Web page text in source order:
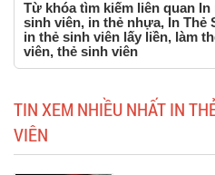
Từ khóa tìm kiếm liên quan In
sinh viên, in thẻ nhựa, In Thẻ
in thẻ sinh viên lấy liền, làm
viên, thẻ sinh viên
TIN XEM NHIỀU NHẤT IN
VIÊN